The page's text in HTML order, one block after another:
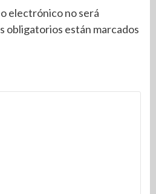
electrónico no será
obligatorios están marcados